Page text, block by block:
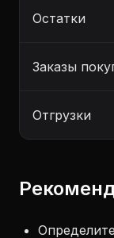
Остатки
Заказы
Отгрузки